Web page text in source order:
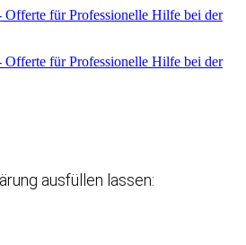
Offerte für Professionelle Hilfe bei der
Offerte für Professionelle Hilfe bei der
ausfüllen lassen: